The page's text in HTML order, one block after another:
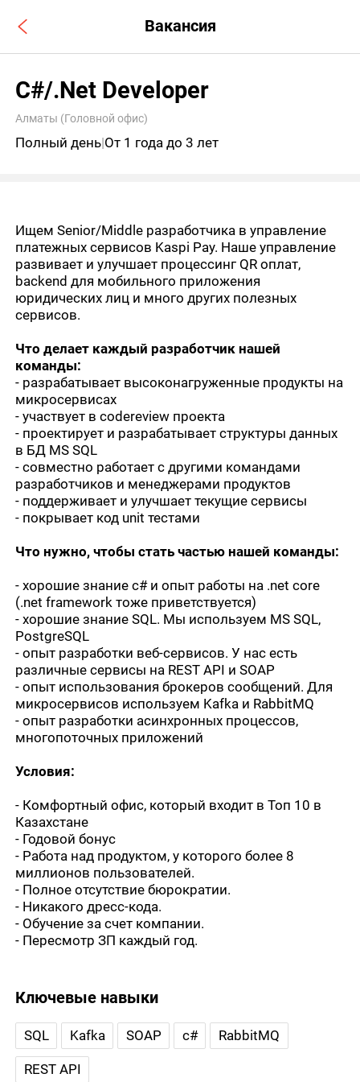
Вакансия
C#/.Net Developer
Алматы (Головной офис)
Полный день|От 1 года до 3 лет
Ищем Senior/Middle разработчика в управление
платежных сервисов Kaspi Pay. Наше управление
развивает и улучшает процессинг QR оплат,
backend для мобильного приложения
юридических лиц и много других полезных
сервисов.
Что делает каждый разработчик нашей
команды:
- разрабатывает высоконагруженные продукты на
микросервисах
- участвует в codereview проекта
- проектирует и разрабатывает структуры данных
в БД MS SQL
- совместно работает с другими командами
разработчиков и менеджерами продуктов
- поддерживает и улучшает текущие сервисы
- покрывает код unit тестами
Что нужно, чтобы стать частью нашей команды:
- хорошие знание c# и опыт работы на .net core
(.net framework тоже приветствуется)
- хорошие знание SQL. Мы используем MS SQL,
PostgreSQL
- опыт разработки веб-сервисов. У нас есть
различные сервисы на REST API и SOAP
- опыт использования брокеров сообщений. Для
микросервисов используем Kafka и RabbitMQ
- опыт разработки асинхронных процессов,
многопоточных приложений
Условия:
- Комфортный офис, который входит в Топ 10 в
Казахстане
- Годовой бонус
- Работа над продуктом, у которого более 8
миллионов пользователей.
- Полное отсутствие бюрократии.
- Никакого дресс-кода.
- Обучение за счет компании.
- Пересмотр ЗП каждый год.
Ключевые навыки
SQL Kafka SOAP c# RabbitMQ
REST API